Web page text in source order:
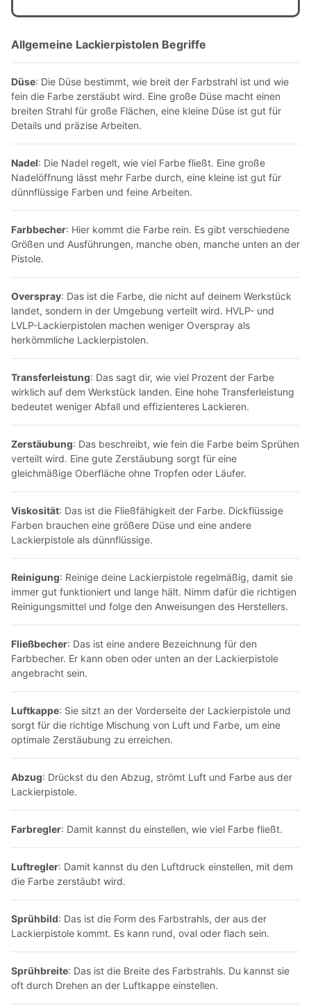
Allgemeine Lackierpistolen Begriffe
Düse: Die Düse bestimmt, wie breit der Farbstrahl ist und wie
fein die Farbe zerstäubt wird. Eine große Düse macht einen
breiten Strahl für große Flächen, eine kleine Düse ist gut für
Details und präzise Arbeiten.
Nadel: Die Nadel regelt, wie viel Farbe fließt. Eine große
Nadelöffnung lässt mehr Farbe durch, eine kleine ist gut für
dünnflüssige Farben und feine Arbeiten.
Farbbecher: Hier kommt die Farbe rein. Es gibt verschiedene
Größen und Ausführungen, manche oben, manche unten an der
Pistole.
Overspray: Das ist die Farbe, die nicht auf deinem Werkstück
landet, sondern in der Umgebung verteilt wird. HVLP- und
LVLP-Lackierpistolen machen weniger Overspray als
herkömmliche Lackierpistolen.
Transferleistung: Das sagt dir, wie viel Prozent der Farbe
wirklich auf dem Werkstück landen. Eine hohe Transferleistung
bedeutet weniger Abfall und effizienteres Lackieren.
Zerstäubung: Das beschreibt, wie fein die Farbe beim Sprühen
verteilt wird. Eine gute Zerstäubung sorgt für eine
gleichmäßige Oberfläche ohne Tropfen oder Läufer.
Viskosität: Das ist die Fließfähigkeit der Farbe. Dickflüssige
Farben brauchen eine größere Düse und eine andere
Lackierpistole als dünnflüssige.
Reinigung: Reinige deine Lackierpistole regelmäßig, damit sie
immer gut funktioniert und lange hält. Nimm dafür die richtigen
Reinigungsmittel und folge den Anweisungen des Herstellers.
Fließbecher: Das ist eine andere Bezeichnung für den
Farbbecher. Er kann oben oder unten an der Lackierpistole
angebracht sein.
Luftkappe: Sie sitzt an der Vorderseite der Lackierpistole und
sorgt für die richtige Mischung von Luft und Farbe, um eine
optimale Zerstäubung zu erreichen.
Abzug: Drückst du den Abzug, strömt Luft und Farbe aus der
Lackierpistole.
Farbregler: Damit kannst du einstellen, wie viel Farbe fließt.
Luftregler: Damit kannst du den Luftdruck einstellen, mit dem
die Farbe zerstäubt wird.
Sprühbild: Das ist die Form des Farbstrahls, der aus der
Lackierpistole kommt. Es kann rund, oval oder flach sein.
Sprühbreite: Das ist die Breite des Farbstrahls. Du kannst sie
oft durch Drehen an der Luftkappe einstellen.